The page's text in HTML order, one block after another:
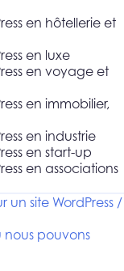
en hôtellerie et
en luxe
en voyage et
en immobilier,
en industrie
en start-up
en associations
un site WordPress /
nous pouvons